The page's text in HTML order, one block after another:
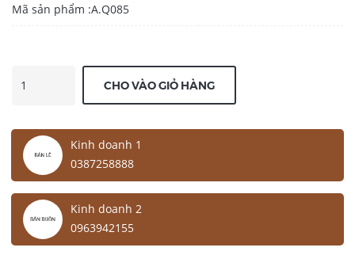
Mã sản phẩm :A.Q085
CHO VÀO GIỎ HÀNG
Kinh doanh 1
0387258888
Kinh doanh 2
0963942155